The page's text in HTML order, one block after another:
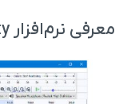
معرفی نرم‌افزار Audacity